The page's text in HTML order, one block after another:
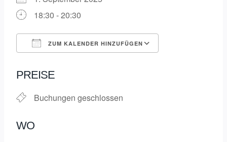
18:30 - 20:30
ZUM KALENDER HINZUFÜGEN
PREISE
Buchungen geschlossen
WO